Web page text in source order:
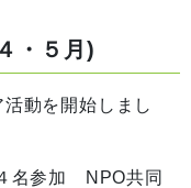
・５月)
動を開始しまし
名参加 NPO共同